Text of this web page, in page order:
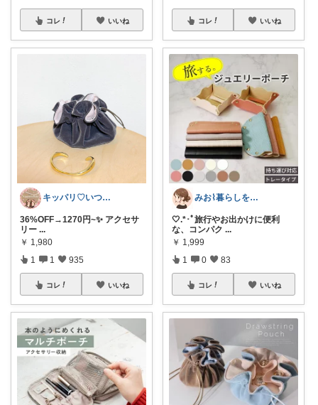
コレ いいね
キッパリ♡いつもありがとうございます🌸
36%OFF→1270円~✨ アクセサ
リー ...
￥ 1,980
1 1 935
コレ いいね
コレ いいね
みお⌇暮らしをちょっと心地よく
🤍.*･ﾟ旅行やお出かけに便利
な、コンパク ...
￥ 1,999
1 0 83
コレ いいね